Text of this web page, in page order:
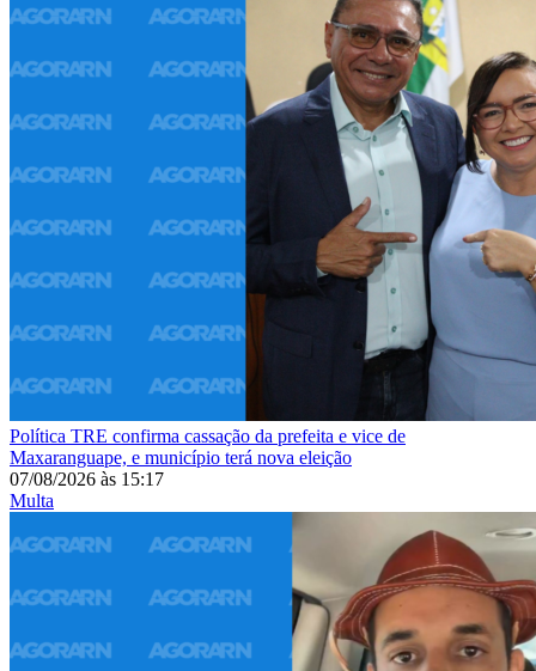
Política TRE confirma cassação da prefeita e vice de
Maxaranguape, e município terá nova eleição
07/08/2026 às 15:17
Multa